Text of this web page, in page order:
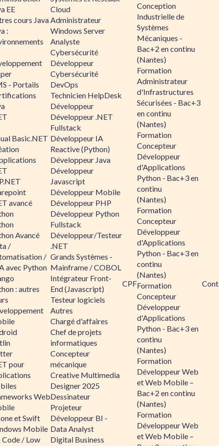
EE
cours Java
:
- Portails
Basic.NET
avancé
Avancé
/
/
avec Python
: autres
pour
Web
et Swift
Mobile
/ Low
Cloud
Administrateur
Windows Server
Analyste
Cybersécurité
Développeur
Cybersécurité
DevOps
Technicien HelpDesk
Développeur
Développeur .NET
Fullstack
Développeur IA
Reactive (Python)
Développeur Java
Développeur
Javascript
Développeur Mobile
Développeur PHP
Développeur Python
Fullstack
Développeur/Testeur
.NET
Grands Systèmes -
Mainframe / COBOL
Intégrateur Front-
End (Javascript)
Testeur logiciels
Autres
Chargé d'affaires
Chef de projets
informatiques
Concepteur
mécanique
Creative Multimedia
Designer 2025
Dessinateur
Projeteur
Développeur BI -
Data Analyst
Digital Business
CPF
Conception
Industrielle de
Systèmes
Mécaniques -
Bac+2 en continu
(Nantes)
Formation
Administrateur
d'Infrastructures
Sécurisées - Bac+3
en continu
(Nantes)
Formation
Concepteur
Développeur
d'Applications
Python - Bac+3 en
continu
(Nantes)
Formation
Concepteur
Développeur
d'Applications
Python - Bac+3 en
continu
(Nantes)
Formation
Concepteur
Développeur
d'Applications
Python - Bac+3 en
continu
(Nantes)
Formation
Développeur Web
et Web Mobile –
Bac+2 en continu
(Nantes)
Formation
Développeur Web
et Web Mobile –